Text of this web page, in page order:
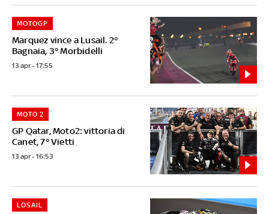
Marquez vince a Lusail. 2°
Bagnaia, 3° Morbidelli
MOTOGP
13 apr - 17:55
GP Qatar, Moto2: vittoria di
Canet, 7° Vietti
MOTO 2
13 apr - 16:53
LOSAIL